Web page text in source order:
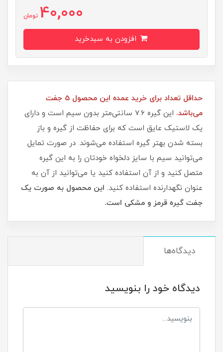
40,000 تومان
حداقل تعداد برای خرید عمده این محصول 5 جفت
می‌باشد.
این گیره 7.6 سانتی‌متر بدون سیم است و دارای
یک لاستیک عایق است که برای حفاظت از گیره و باز
بسته شدن بهتر گیره استفاده می‌شوند. در صورت تمایل
می‌‌توانید سیم با سایز دلخواه خودتان را به این گیره
متصل کنید و از آن استفاده کنید یا می‌توانید از آن به
عنوان نگهدارنده استفاده کنید. این محصول به صورت یک
جفت گیره قرمز و مشکی است.
دیدگاه‌ها
دیدگاه خود را بنویسید